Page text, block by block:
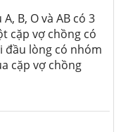
B, O và AB có 3
cặp vợ chồng có
đầu lòng có nhóm
cặp vợ chồng